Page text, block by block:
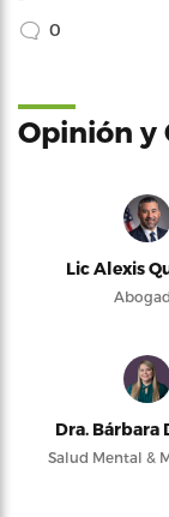
0
Opinión y
Lic Alexis
Dra. Bárbara
Salud Mental &